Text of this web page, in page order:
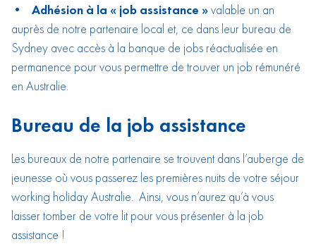
• Adhésion à la « job assistance »valable un an
auprès de notre partenaire local et, ce dans leur bureau de
Sydney avec accès à la banque de jobs réactualisée en
permanence pour vous permettre de trouver un job rémunéré
en Australie.
Bureau de la job assistance
Les bureaux de notre partenaire se trouvent dans l’auberge de
jeunesse où vous passerez les premières nuits de votre séjour
working holiday Australie. Ainsi, vous n’aurez qu’à vous
laisser tomber de votre lit pour vous présenter à la job
assistance !